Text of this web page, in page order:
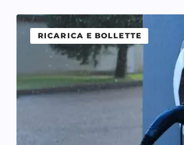
RICARICA E BOLLETTE